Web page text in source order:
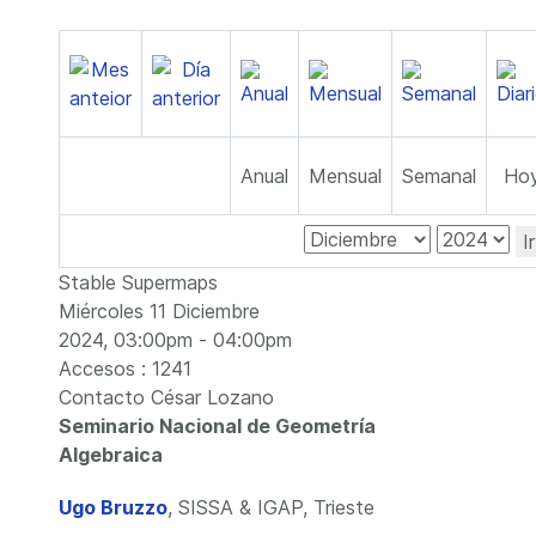
Anual Mensual Semanal
Stable Supermaps
Miércoles 11 Diciembre
2024, 03:00pm - 04:00pm
Accesos : 1241
Contacto César Lozano
Seminario Nacional de Geometría
Algebraica
Ugo Bruzzo, SISSA & IGAP, Trieste